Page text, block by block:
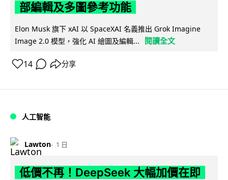
部編輯及多圖參考功能
Elon Musk 旗下 xAI 以 SpaceXAI 名義推出 Grok Imagine
Image 2.0 模型，強化 AI 繪圖及編輯...
閱讀全文
14 分享
人工智能
Lawton 1 日
低價不再！DeepSeek 大幅加價在即